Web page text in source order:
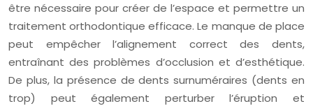
être nécessaire pour créer de l’espace et permettre un
traitement orthodontique efficace. Le manque de place
peut empêcher l’alignement correct des dents,
entraînant des problèmes d’occlusion et d’esthétique.
De plus, la présence de dents surnuméraires (dents en
trop) peut également perturber l’éruption et